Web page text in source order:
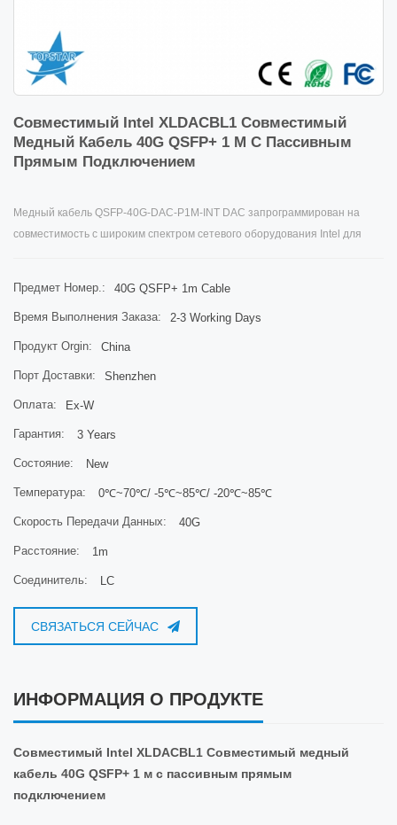
Совместимый Intel XLDACBL1 Совместимый
Медный Кабель 40G QSFP+ 1 М С Пассивным
Прямым Подключением
Медный кабель QSFP-40G-DAC-P1M-INT DAC запрограммирован на
совместимость с широким спектром сетевого оборудования Intel для
(NIC) и сетевые хранилища. Системы. Он зарекомендовал себя как
экономичная альтернатива дорогостоящему Intel XLDACBL1 40 Гбит/с
QSFP+ 1 м с прямым подключением медного кабеля.
Предмет Номер.: 40G QSFP+ 1m Cable
Время Выполнения Заказа: 2-3 Working Days
Продукт Orgin: China
Порт Доставки: Shenzhen
Оплата: Ex-W
Гарантия: 3 Years
Состояние: New
Температура: 0℃~70℃/ -5℃~85℃/ -20℃~85℃
Скорость Передачи Данных: 40G
Расстояние: 1m
Соединитель: LC
СВЯЗАТЬСЯ СЕЙЧАС
ИНФОРМАЦИЯ О ПРОДУКТЕ
Совместимый Intel XLDACBL1 Совместимый медный
кабель 40G QSFP+ 1 м с пассивным прямым
подключением